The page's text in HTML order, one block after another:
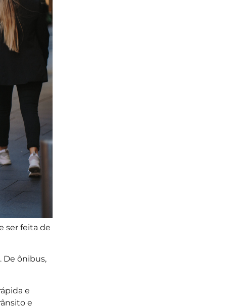
ser feita de
De ônibus,
e
e